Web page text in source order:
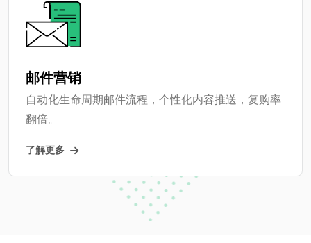
邮件营销
自动化生命周期邮件流程，个性化内容推送，复购率
翻倍。
了解更多